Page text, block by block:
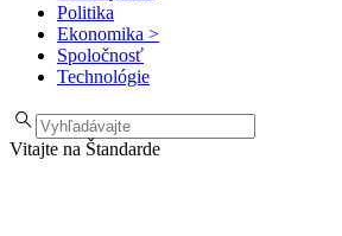
Politika
Ekonomika >
Spoločnosť
Technológie
Vitajte na Štandarde